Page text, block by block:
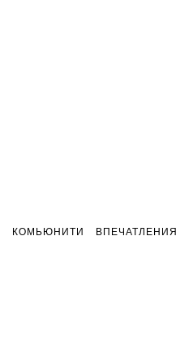
КОМЬЮНИТИ ВПЕЧАТЛЕНИЯ